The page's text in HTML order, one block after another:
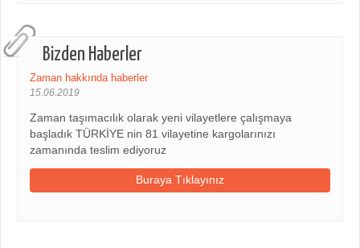
Bizden Haberler
Zaman hakkında haberler
15.06.2019
Zaman taşımacılık olarak yeni vilayetlere çalışmaya
başladık TÜRKİYE nin 81 vilayetine kargolarınızı
zamanında teslim ediyoruz
Buraya Tıklayınız